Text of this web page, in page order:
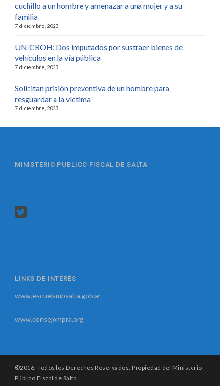
cuchillo a un hombre y amenazar a una mujer y a su
familia
7 diciembre, 2023
UNICROH: Dos imputados por sustraer bienes de
vehículos en la vía pública
7 diciembre, 2023
Solicitan prisión preventiva de un hombre para
resguardar a la víctima
7 diciembre, 2023
MINISTERIO PUBLICO FISCAL DE SALTA
LINKS DE INTERÉS
www.escuelampsalta.gob.ar
www.consejompra.org
©2016. Todos los Derechos Reservados. Propiedad del Ministerio
Público Fiscal de Salta.